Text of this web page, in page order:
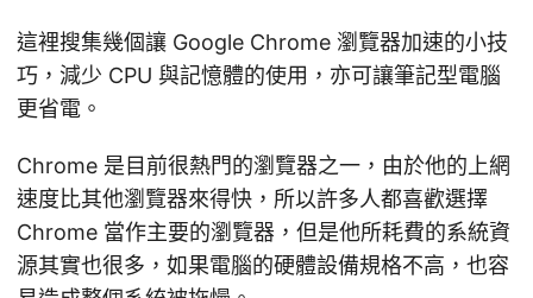
這裡搜集幾個讓 Google Chrome 瀏覽器加速的小技
巧，減少 CPU 與記憶體的使用，亦可讓筆記型電腦
更省電。
Chrome 是目前很熱門的瀏覽器之一，由於他的上網
速度比其他瀏覽器來得快，所以許多人都喜歡選擇
Chrome 當作主要的瀏覽器，但是他所耗費的系統資
源其實也很多，如果電腦的硬體設備規格不高，也容